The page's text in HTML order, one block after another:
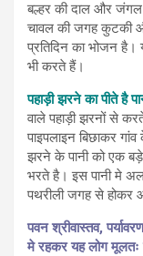
बल्हर की दाल और जंगल
चावल की जगह कुटकी
प्रतिदिन का भोजन
भी करते हैं।
पहाड़ी झरने का पीते है
वाले पहाड़ी झरनों से
पाइपलाइन बिछाकर
झरने के पानी को एक बड़े
भरते है। इस पानी मे
पथरीली जगह से होकर
पवन श्रीवास्तव,
मे रहकर यह लोग मूलतः